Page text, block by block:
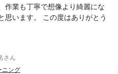
作業も丁寧で想像より綺麗にな
思います。 この度はありがとう
さん
ニング